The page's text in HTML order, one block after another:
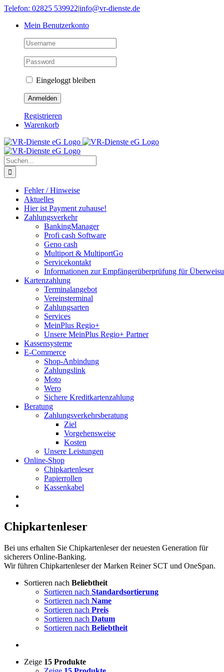
Skip
content
Telefon: 02825 539922|info@vr-dienste.de
Mein Benutzerkonto
Eingeloggt bleiben
Registrieren
Warenkorb
Suche
nach:
Fehler / Hinweise
Aktuelles
Hier ist Payment zuhause!
Zahlungsverkehr
BankingManager
Profi cash Software
Geno cash
Multiport & MultiportGo
Servicekontakt
Informationen zur Empfängerüberprüfung für
Kartenzahlung
Terminalangebot
Vereinsterminal
Zahlungsarten
Services
MeinPlus Regio+
Unsere MeinPlus Regio+ Partner
Kassensysteme
E-Commerce
Shop-Anbindung
Zahlungslink
Moto
Wero
Sichere Kreditkartenzahlung
Beratung
Zahlungsverkehrsberatung
Ziel
Vorgehensweise
Kosten
Unsere Leistungen
Online-Shop
Chipkartenleser
Papierrollen
Kassenkabel
Chipkartenleser
Bei uns erhalten Sie Chipkartenleser der neuesten Generation für
sicherers Online-Banking.
Wir führen Chipkartenleser der Marken Reiner SCT und OneSpan.
Sortieren nach Beliebtheit
Sortieren nach Standardsortierung
Sortieren nach Name
Sortieren nach Preis
Sortieren nach Datum
Sortieren nach Beliebtheit
Zeige 15 Produkte